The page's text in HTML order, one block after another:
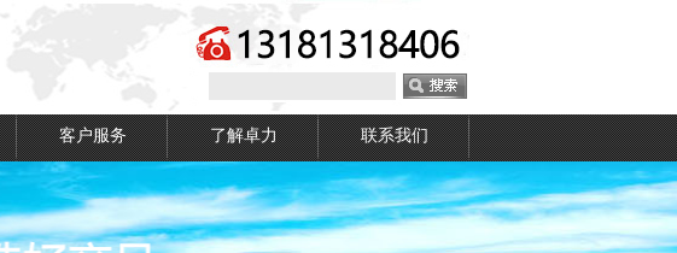
客户服务 了解卓力 联系我们